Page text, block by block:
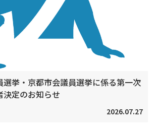
選挙・京都市会議員選挙に係る第一次
決定のお知らせ
2026.07.27